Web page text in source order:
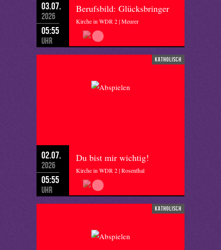
03.07.
2026
05:55
Uhr
Berufsbild: Glücksbringer
Kirche in WDR 2 | Meurer
katholisch
02.07.
2026
05:55
Uhr
Du bist mir wichtig!
Kirche in WDR 2 | Rosenthal
katholisch